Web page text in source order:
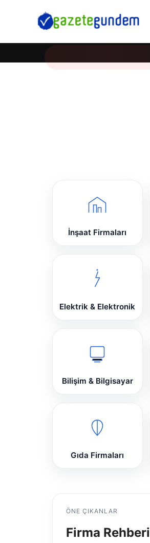
İnşaat Firmaları
Elektrik & Elektronik
Bilişim & Bilgisayar
Gıda Firmaları
ÖNE ÇIKANLAR
Firma Rehberi